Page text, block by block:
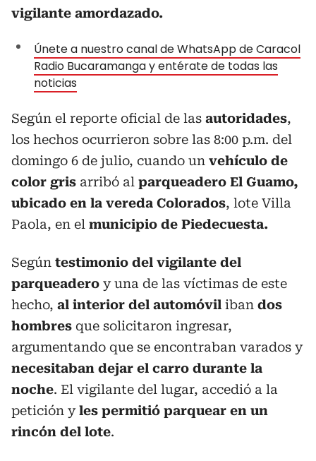
vigilante amordazado.
Únete a nuestro canal de WhatsApp de Caracol
Radio Bucaramanga y entérate de todas las
noticias
Según el reporte oficial de las autoridades,
los hechos ocurrieron sobre las 8:00 p.m. del
domingo 6 de julio, cuando un vehículo de
color gris arribó al parqueadero El Guamo,
ubicado en la vereda Colorados, lote Villa
Paola, en el municipio de Piedecuesta.
Según testimonio del vigilante del
parqueadero y una de las víctimas de este
hecho, al interior del automóvil iban dos
hombres que solicitaron ingresar,
argumentando que se encontraban varados y
necesitaban dejar el carro durante la
noche. El vigilante del lugar, accedió a la
petición yles permitió parquear en un
rincón del lote.